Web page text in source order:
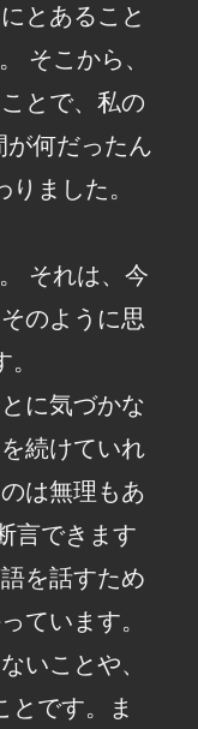
とあること
そこから、
とで、私の
何だったん
ました。
それは、今
のように思
に気づかな
続けていれ
は無理もあ
言できます
を話すため
ています。
いことや、
とです。ま